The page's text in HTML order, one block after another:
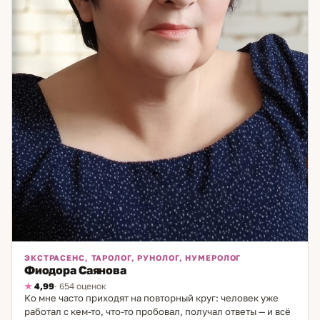
ЭКСТРАСЕНС, ТАРОЛОГ, РУНОЛОГ, НУМЕРОЛОГ
Фиодора Саянова
4,99· 654 оценок
Ко мне часто приходят на повторный круг: человек уже
работал с кем-то, что-то пробовал, получал ответы — и всё